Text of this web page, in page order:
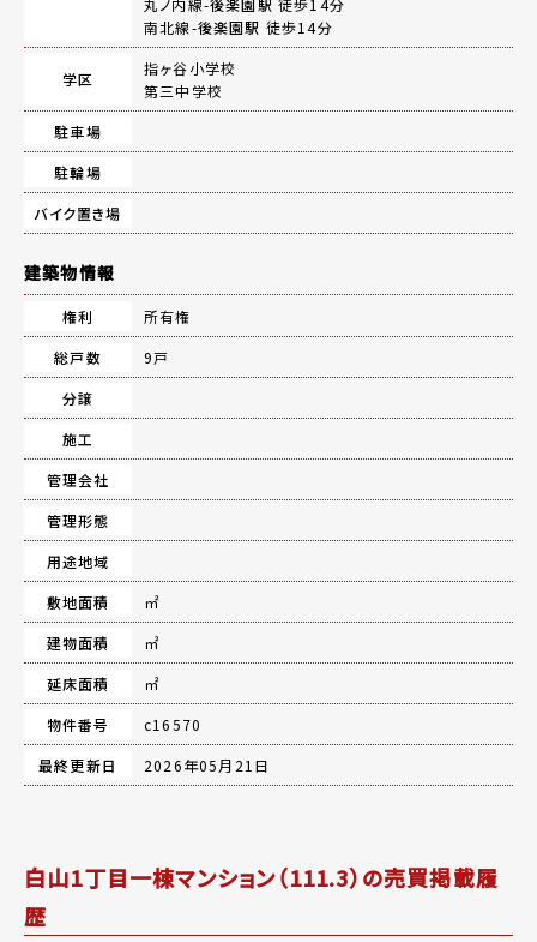
南北線-後楽園駅 徒歩14分
学区
指ヶ谷小学校
第三中学校
駐車場
駐輪場
バイク置き場
建築物情報
権利
所有権
総戸数
9戸
分譲
施工
管理会社
管理形態
用途地域
敷地面積
㎡
建物面積
㎡
延床面積
㎡
物件番号
c16570
最終更新日
2026年05月21日
白山1丁目一棟マンション（111.3）の売買掲載履
歴